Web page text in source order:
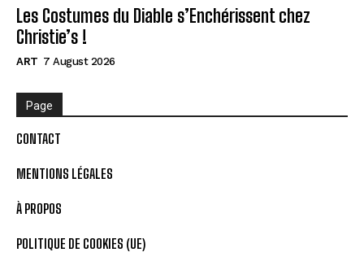
Les Costumes du Diable s’Enchérissent chez
Christie’s !
ART 7 August 2026
Page
CONTACT
MENTIONS LÉGALES
À PROPOS
POLITIQUE DE COOKIES (UE)